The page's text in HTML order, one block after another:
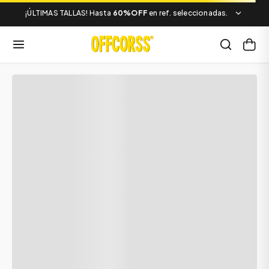
¡ÚLTIMAS TALLAS! Hasta 60%OFF en ref. seleccionadas.